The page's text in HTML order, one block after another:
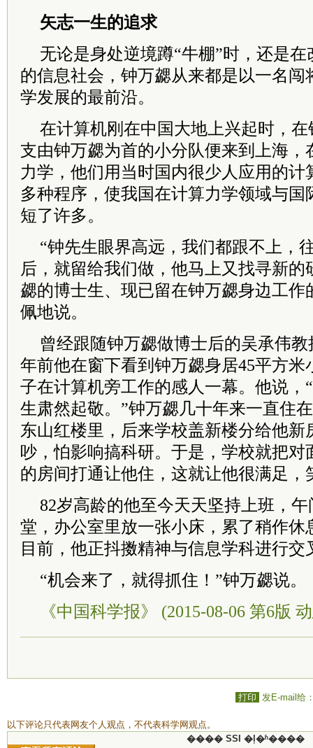
矢志一生的追求
无论是身处逆境蹲“牛棚”时，还是
的信息社会，钟万勰从来都是以一名闯
学发展的最前沿。
在计算机刚在中国大地上兴起时，
支由钟万勰为首的小分队便来到上海，
力学，他们用当时国内很少人应用的计
多种程序，使我国在计算力学领域与国
短了许多。
“钟先生眼界高远，我们都跟不上，
后，就留给我们做，他马上又找寻新的
勰的博士生、现已留在钟万勰身边工作
佩地说。
曾经跟随钟万勰做博士后的吴承伟
年前他在窗下看到钟万勰身居45平方米
子在计算机旁工作的感人一幕。他说，
生肃然起敬。”钟万勰几十年来一直住
东山红楼里，后来学校盖新楼分给他新
吵，怕影响搞科研。于是，学校就把对
的房间打通让他住，这就让他很满足，
82岁高龄的他至今天天坚持上班，
堂，办公室里放一张小床，累了稍作休
目前，他正抖擞精神与信息学科进行交
“机会来了，就得抓住！”钟万勰说。
《中国科学报》 (2015-08-06 第6版
打印 发E-mail给
以下评论只代表网友个人观点，不代表科学网观点。
���� SSI �ļ�ʱ����